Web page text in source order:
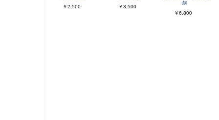
￥2,500 ￥3,500
刻
￥6,800